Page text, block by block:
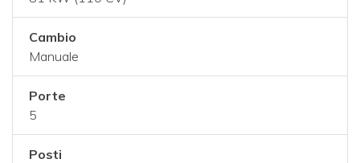
Cambio
Manuale
Porte
5
Posti